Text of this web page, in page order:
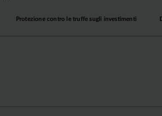
Protezione contro le truffe sugli investimenti